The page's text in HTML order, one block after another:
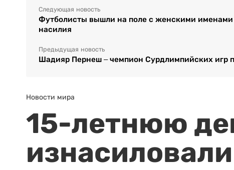
Следующая новость
Футболисты вышли на поле с женскими
насилия
Предыдущая новость
Шадияр Пернеш – чемпион Сурдлимпийских игр
Новости мира
15-летнюю